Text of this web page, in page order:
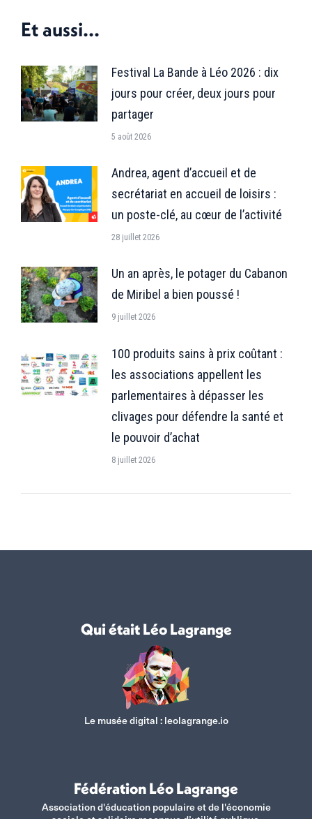
Et aussi...
Festival La Bande à Léo 2026 : dix
jours pour créer, deux jours pour
partager
5 août 2026
Andrea, agent d’accueil et de
secrétariat en accueil de loisirs :
un poste-clé, au cœur de l’activité
28 juillet 2026
Un an après, le potager du Cabanon
de Miribel a bien poussé !
9 juillet 2026
100 produits sains à prix coûtant :
les associations appellent les
parlementaires à dépasser les
clivages pour défendre la santé et
le pouvoir d’achat
8 juillet 2026
Qui était Léo Lagrange
Le musée digital :leolagrange.io
Fédération Léo Lagrange
Association d'éducation populaire et de l'économie